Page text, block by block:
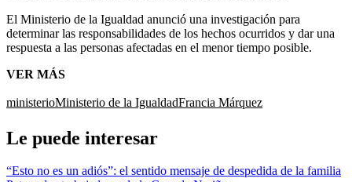
El Ministerio de la Igualdad anunció una investigación para
determinar las responsabilidades de los hechos ocurridos y dar una
respuesta a las personas afectadas en el menor tiempo posible.
VER MÁS
ministerioMinisterio de la IgualdadFrancia Márquez
Le puede interesar
“Esto no es un adiós”: el sentido mensaje de despedida de la familia